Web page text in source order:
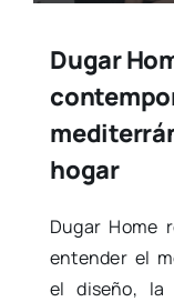
Dugar
hogar
Dugar Home
enten­der el
el dise­ño, la